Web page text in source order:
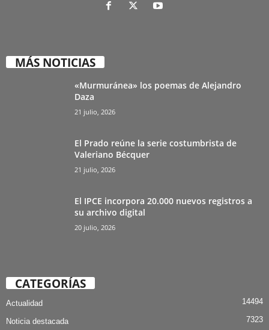
MÁS NOTICIAS
«Murmuránea» los poemas de Alejandro
Daza
21 julio, 2026
El Prado reúne la serie costumbrista de
Valeriano Bécquer
21 julio, 2026
El IPCE incorpora 20.000 nuevos registros a
su archivo digital
20 julio, 2026
CATEGORÍAS
Actualidad 14494
Noticia destacada 7323